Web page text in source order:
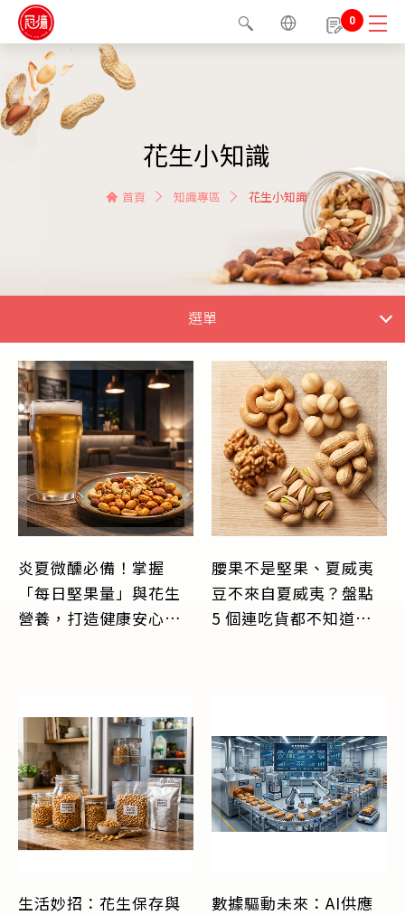
0
花生小知識
首頁 知識專區 花生小知識
選單
炎夏微醺必備！掌握
「每日堅果量」與花生
營養，打造健康安心的
腰果不是堅果、夏威夷
豆不來自夏威夷？盤點
5 個連吃貨都不知道的
生活妙招：花生保存與
數據驅動未來：AI供應